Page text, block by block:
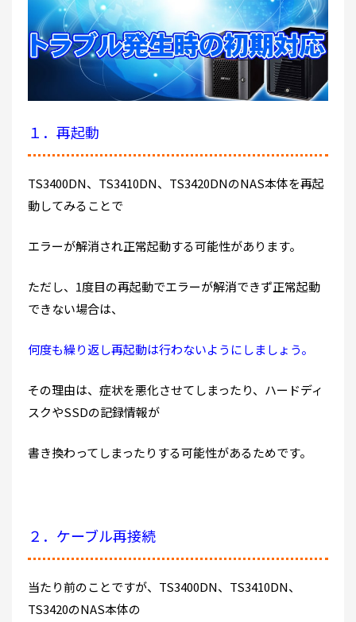
１．再起動
TS3400DN、TS3410DN、TS3420DNのNAS本体を再起
動してみることで
エラーが解消され正常起動する可能性があります。
ただし、1度目の再起動でエラーが解消できず正常起動
できない場合は、
何度も繰り返し再起動は行わないようにしましょう。
その理由は、症状を悪化させてしまったり、ハードディ
スクやSSDの記録情報が
書き換わってしまったりする可能性があるためです。
２．ケーブル再接続
当たり前のことですが、TS3400DN、TS3410DN、
TS3420のNAS本体の